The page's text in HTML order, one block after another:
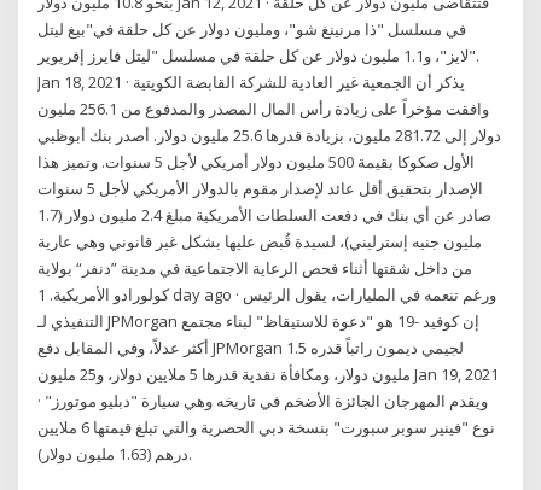
في مسلسل "ذا مرنينغ شو"، ومليون دولار عن كل حلقة في"بيغ ليتل
لايز"، و1.1 مليون دولار عن كل حلقة في مسلسل "ليتل فايرز إفريوير".
Jan 18, 2021 · يذكر أن الجمعية غير العادية للشركة القابضة الكويتية
وافقت مؤخراً على زيادة رأس المال المصدر والمدفوع من 256.1 مليون
دولار إلى 281.72 مليون، بزيادة قدرها 25.6 مليون دولار. أصدر بنك أبوظبي
الأول صكوكا بقيمة 500 مليون دولار أمريكي لأجل 5 سنوات. وتميز هذا
الإصدار بتحقيق أقل عائد لإصدار مقوم بالدولار الأمريكي لأجل 5 سنوات
صادر عن أي بنك في دفعت السلطات الأمريكية مبلغ 2.4 مليون دولار (1.7
مليون جنيه إسترليني)، لسيدة قُبض عليها بشكل غير قانوني وهي عارية
من داخل شقتها أثناء فحص الرعاية الاجتماعية في مدينة ”دنفر“ بولاية
كولورادو الأمريكية. 1 day ago · ورغم تنعمه في المليارات، يقول الرئيس
التنفيذي لـ JPMorgan إن كوفيد -19 هو "دعوة للاستيقاظ" لبناء مجتمع
أكثر عدلاً، وفي المقابل دفع JPMorgan لجيمي ديمون راتباً قدره 1.5
مليون دولار، ومكافأة نقدية قدرها 5 ملايين دولار، و25 مليون Jan 19, 2021
· ويقدم المهرجان الجائزة الأضخم في تاريخه وهي سيارة "دبليو موتورز"
نوع "فينير سوبر سبورت" بنسخة دبي الحصرية والتي تبلغ قيمتها 6 ملايين
درهم (1.63 مليون دولار).